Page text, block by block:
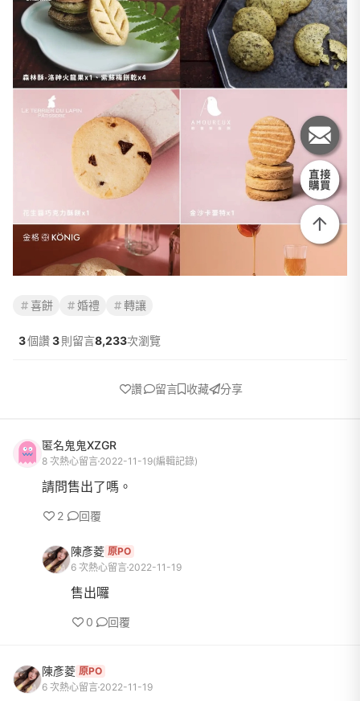
喜餅 婚禮 轉讓
3個讚3 則留言8,233次瀏覽
讚 留言 收藏 分享
匿名鬼鬼XZGR
8 次熱心留言 2022-11-19(編輯記錄)
請問售出了嗎。
2 回覆
陳彥菱 原PO
6 次熱心留言 2022-11-19
售出囉
0 回覆
陳彥菱 原PO
6 次熱心留言 2022-11-19